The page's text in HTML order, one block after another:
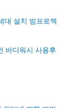
대 설치 빔프로젝
바디워시 사용후